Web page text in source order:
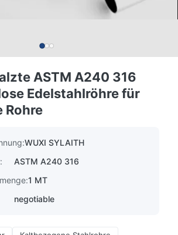
ASTM A240 316
Edelstahlröhre für
Rohre
WUXI SYLAITH
ASTM A240 316
1 MT
negotiable